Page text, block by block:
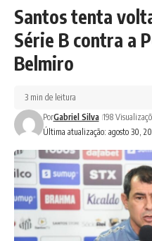
Santos tenta
Série B contra a
Belmiro
Última atualização: agosto 30,
PorGabriel Silva 198
3 min de leitura